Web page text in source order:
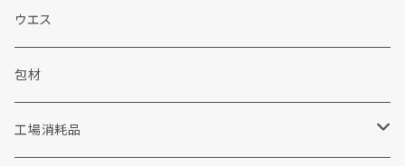
液体洗剤
カートリッジフィルター
ソープ
販促品
包装資材
工場用品
施設用洗剤・シャンプー
シャボン玉せっけん
消耗品
ウエス
包材
工場消耗品